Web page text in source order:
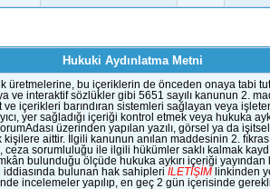
Hukuki Aydınlatma Metni
üretmelerine, bu içeriklerin de önceden onaya tabi
ve interaktif sözlükler gibi 5651 sayılı kanunun 2.
içerikleri barındıran sistemleri sağlayan veya
yer sağladığı içeriği kontrol etmek veya hukuka
üzerinden yapılan yazılı, görsel ya da
aittir. İlgili kanunun anılan maddesinin 2.
ceza sorumluluğu ile ilgili hükümler saklı kalmak
bulunduğu ölçüde hukuka aykırı içeriği yayından
bulunan hak sahipleri İLETİŞİMlinkinden
incelemeler yapılıp, en geç 2 gün içerisinde